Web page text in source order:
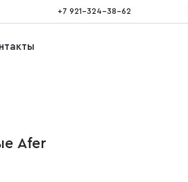
+7 921-324-38-62
Afer